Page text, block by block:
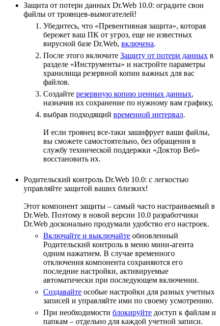
Защита от потери данных Dr.Web 10.0: оградите свои
файлы от троянцев-вымогателей!
Убедитесь, что «Превентивная защита», которая
бережет ваш ПК от угроз, еще не известных
вирусной базе Dr.Web, включена.
После этого включите Защиту от потери данных в
разделе «Инструменты» и настройте параметры
хранилища резервной копии важных для вас
файлов.
Создайте резервную копию ценных данных,
назначив их сохранение по нужному вам графику,
выбрав подходящий временной интервал.
И если троянец все-таки зашифрует ваши файлы,
вы сможете самостоятельно, без обращения в
службу технической поддержки «Доктор Веб»
восстановить их.
Родительский контроль Dr.Web 10.0: с легкостью
управляйте защитой ваших близких!
Этот компонент защиты – самый часто настраиваемый в
Dr.Web. Поэтому в новой версии 10.0 разработчики
Dr.Web досконально продумали удобство его настроек.
Включайте и выключайте обновленный
Родительский контроль в меню мини-агента
одним нажатием. В случае временного
отключения компонента сохраняются его
последние настройки, активируемые
автоматически при последующем включении.
Создавайте особые настройки для разных учетных
записей и управляйте ими по своему усмотрению.
При необходимости блокируйте доступ к файлам и
папкам – отдельно для каждой учетной записи.